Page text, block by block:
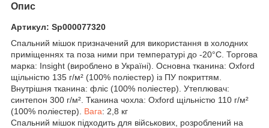
Опис
Артикул: Sp000077320
Спальний мішок призначений для використання в холодних
приміщеннях та поза ними при температурі до -20°С. Торгова
марка: Insight (вироблено в Україні). Основна тканина: Oxford
щільністю 135 г/м² (100% поліестер) із ПУ покриттям.
Внутрішня тканина: фліс (100% поліестер). Утеплювач:
синтепон 300 г/м². Тканина чохла: Oxford щільністю 110 г/м²
(100% поліестер). Вага: 2,8 кг
Спальний мішок підходить для військових, розроблений на